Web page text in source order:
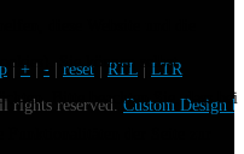
| + - reset | RTL | LTR
rights reserved. Custom Design
diese Website und die
Sie können selbst
Bitte beachten Sie, dass bei
der Seite zur